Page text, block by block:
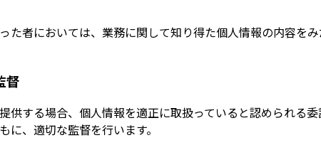
た者においては、業務に関して知り得た個人情報の内容を
督
供する場合、個人情報を適正に取扱っていると認められる
に、適切な監督を行います。